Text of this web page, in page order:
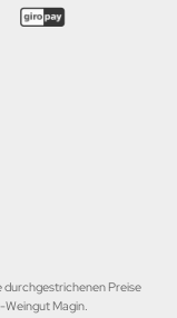
durchgestrichenen Preise
Weingut Magin.